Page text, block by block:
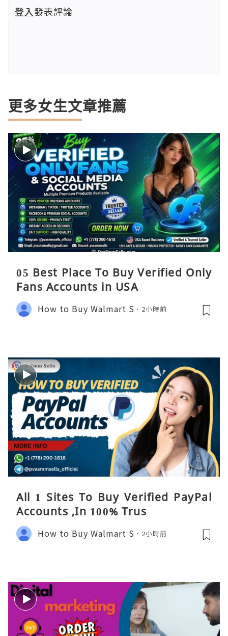
登入發表評論
更多女生文章推薦
05 Best Place To Buy Verified Only
Fans Accounts in USA
How to Buy Walmart S 2小時前
All 1 Sites To Buy Verified PayPal
Accounts ,In 100% Trus
How to Buy Walmart S 2小時前